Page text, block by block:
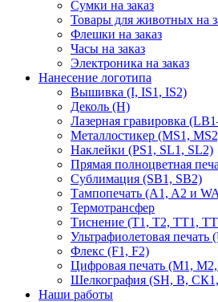
Сумки на заказ
Товары для животных на
Флешки на заказ
Часы на заказ
Электроника на заказ
Нанесение логотипа
Вышивка (I, IS1, IS2)
Деколь (H)
Лазерная гравировка
Металлостикер (MS1,
Наклейки (PS1, SL1, SL2)
Прямая полноцветная
Сублимация (SB1, SB2)
Тампопечать (A1, A2 и
Термотрансфер
Тиснение (Т1, Т2, ТT1,
Ультрафиолетовая
Флекс (F1, F2)
Цифровая печать (M1,
Шелкография (SH, В,
Наши работы